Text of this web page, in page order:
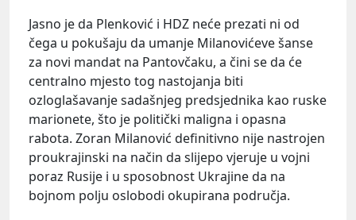
Jasno je da Plenković i HDZ neće prezati ni od
čega u pokušaju da umanje Milanovićeve šanse
za novi mandat na Pantovčaku, a čini se da će
centralno mjesto tog nastojanja biti
ozloglašavanje sadašnjeg predsjednika kao ruske
marionete, što je politički maligna i opasna
rabota. Zoran Milanović definitivno nije nastrojen
proukrajinski na način da slijepo vjeruje u vojni
poraz Rusije i u sposobnost Ukrajine da na
bojnom polju oslobodi okupirana područja.